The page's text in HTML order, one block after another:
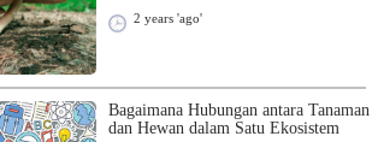
2 years 'ago'
Bagaimana Hubungan antara Tanaman
dan Hewan dalam Satu Ekosistem